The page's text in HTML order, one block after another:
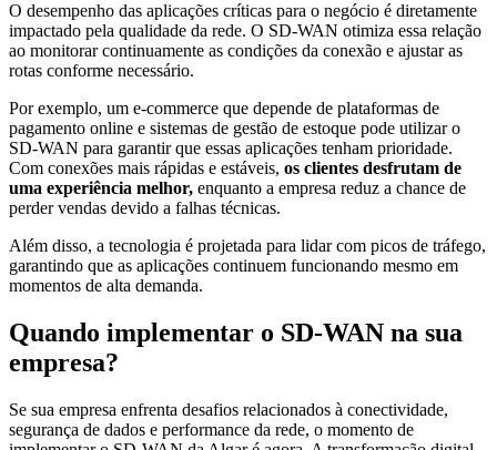
O desempenho das aplicações críticas para o negócio é diretamente
impactado pela qualidade da rede. O SD-WAN otimiza essa relação
ao monitorar continuamente as condições da conexão e ajustar as
rotas conforme necessário.
Por exemplo, um e-commerce que depende de plataformas de
pagamento online e sistemas de gestão de estoque pode utilizar o
SD-WAN para garantir que essas aplicações tenham prioridade.
Com conexões mais rápidas e estáveis, os clientes desfrutam de
uma experiência melhor, enquanto a empresa reduz a chance de
perder vendas devido a falhas técnicas.
Além disso, a tecnologia é projetada para lidar com picos de tráfego,
garantindo que as aplicações continuem funcionando mesmo em
momentos de alta demanda.
Quando implementar o SD-WAN na sua
empresa?
Se sua empresa enfrenta desafios relacionados à conectividade,
segurança de dados e performance da rede, o momento de